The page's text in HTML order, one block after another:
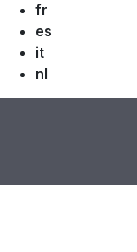
fr
es
it
nl